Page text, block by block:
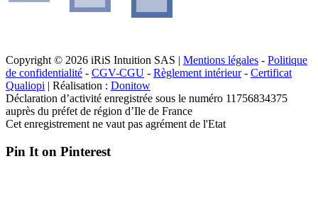
Copyright © 2026 iRiS Intuition SAS | Mentions légales - Politique
de confidentialité - CGV-CGU - Règlement intérieur- Certificat
Qualiopi | Réalisation : Donitow
Déclaration d’activité enregistrée sous le numéro 11756834375
auprès du préfet de région d’Ile de France
Cet enregistrement ne vaut pas agrément de l'Etat
Pin It on Pinterest